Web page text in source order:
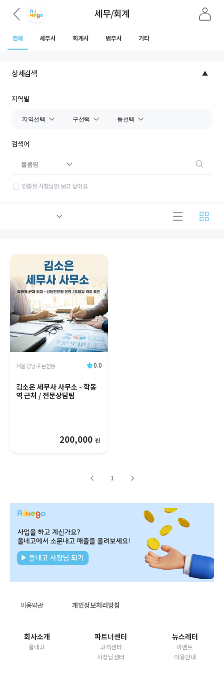
세무/회계
전체 세무사 회계사 법무사 기타
상세검색
지역별
검색어
인증된 사장님만 보고 싶어요
0.0
서울 강남구 논현동
김소은 세무사 사무소 - 학동
역 근처 / 전문상담팀
200,000 원
1
이용약관 개인정보처리방침
회사소개
올네고
파트너센터
고객센터
사장님센터
뉴스레터
이벤트
이용안내